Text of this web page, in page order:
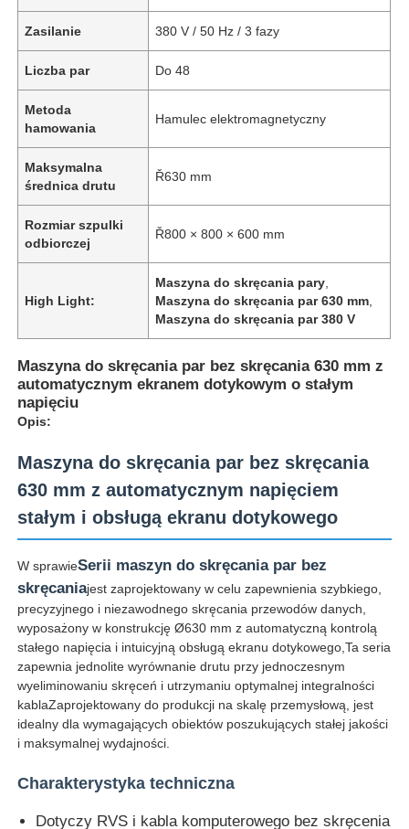
Dom
Zasilanie 380 V / 50 Hz / 3 fazy
Liczba par Do 48
Metoda
hamowania
Hamulec elektromagnetyczny
Maksymalna
średnica drutu
Ř630 mm
Rozmiar szpulki
odbiorczej
Ř800 × 800 × 600 mm
High Light:
Maszyna do skręcania pary
Maszyna do skręcania par 630 mm
Maszyna do skręcania par 380 V
Maszyna do skręcania par bez skręcania 630 mm z
automatycznym ekranem dotykowym o stałym
napięciu
Opis:
Maszyna do skręcania par bez skręcania
630 mm z automatycznym napięciem
stałym i obsługą ekranu dotykowego
W sprawieSerii maszyn do skręcania par bez
skręcaniajest zaprojektowany w celu zapewnienia szybkiego,
precyzyjnego i niezawodnego skręcania przewodów danych,
wyposażony w konstrukcję Ø630 mm z automatyczną kontrolą
stałego napięcia i intuicyjną obsługą ekranu dotykowego,Ta seria
zapewnia jednolite wyrównanie drutu przy jednoczesnym
wyeliminowaniu skręceń i utrzymaniu optymalnej integralności
kablaZaprojektowany do produkcji na skalę przemysłową, jest
idealny dla wymagających obiektów poszukujących stałej jakości
i maksymalnej wydajności.
Charakterystyka techniczna
Dotyczy RVS i kabla komputerowego bez skręcenia